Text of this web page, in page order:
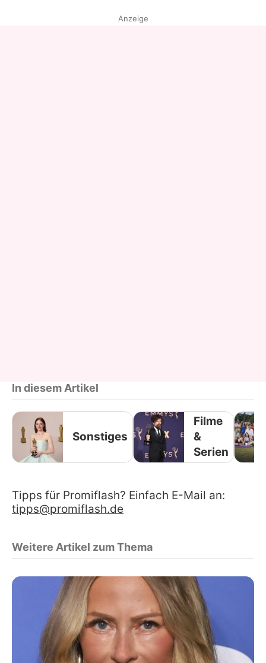
Anzeige
In diesem Artikel
Sonstiges
Filme
&
Serien
Tipps für Promiflash? Einfach E-Mail an:
tipps@promiflash.de
Weitere Artikel zum Thema